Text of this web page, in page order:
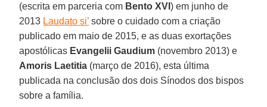
(escrita em parceria com Bento XVI) em junho de
2013 Laudato si’ sobre o cuidado com a criação
publicado em maio de 2015, e as duas exortações
apostólicas Evangelii Gaudium (novembro 2013) e
Amoris Laetitia (março de 2016), esta última
publicada na conclusão dos dois Sínodos dos bispos
sobre a família.